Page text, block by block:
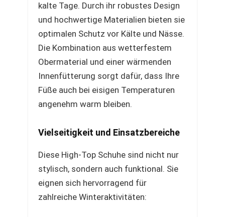
kalte Tage. Durch ihr robustes Design
und hochwertige Materialien bieten sie
optimalen Schutz vor Kälte und Nässe.
Die Kombination aus wetterfestem
Obermaterial und einer wärmenden
Innenfütterung sorgt dafür, dass Ihre
Füße auch bei eisigen Temperaturen
angenehm warm bleiben.
Vielseitigkeit und Einsatzbereiche
Diese High-Top Schuhe sind nicht nur
stylisch, sondern auch funktional. Sie
eignen sich hervorragend für
zahlreiche Winteraktivitäten: